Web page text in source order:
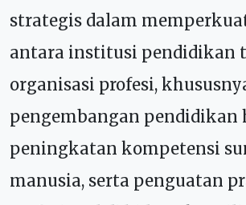
strategis dalam
antara institusi pendidikan
organisasi profesi,
pengembangan pendidikan
peningkatan kompetensi
manusia, serta penguatan